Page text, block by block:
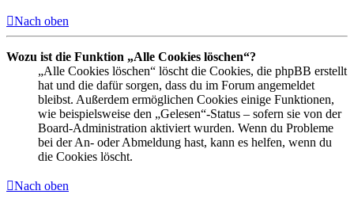
Nach oben
Wozu ist die Funktion „Alle Cookies löschen“?
„Alle Cookies löschen“ löscht die Cookies, die phpBB erstellt
hat und die dafür sorgen, dass du im Forum angemeldet
bleibst. Außerdem ermöglichen Cookies einige Funktionen,
wie beispielsweise den „Gelesen“-Status – sofern sie von der
Board-Administration aktiviert wurden. Wenn du Probleme
bei der An- oder Abmeldung hast, kann es helfen, wenn du
die Cookies löscht.
Nach oben